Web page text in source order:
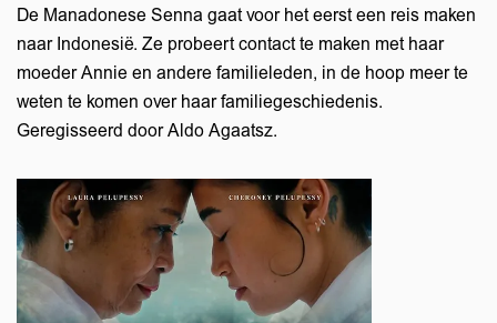
De Manadonese Senna gaat voor het eerst een reis maken
naar Indonesië. Ze probeert contact te maken met haar
moeder Annie en andere familieleden, in de hoop meer te
weten te komen over haar familiegeschiedenis.
Geregisseerd door Aldo Agaatsz.